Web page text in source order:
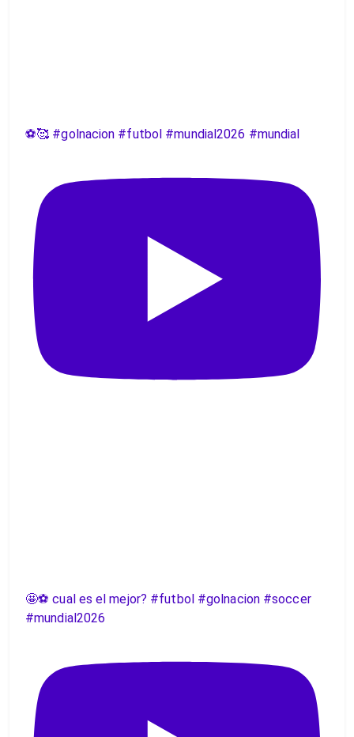
⚽️🥰 #golnacion #futbol #mundial2026 #mundial
🤩⚽️ cual es el mejor? #futbol #golnacion #soccer
#mundial2026